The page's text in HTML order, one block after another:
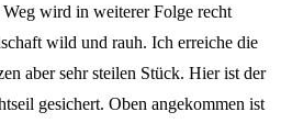
wird in weiterer Folge recht
wild und rauh. Ich erreiche die
aber sehr steilen Stück. Hier ist der
gesichert. Oben angekommen ist